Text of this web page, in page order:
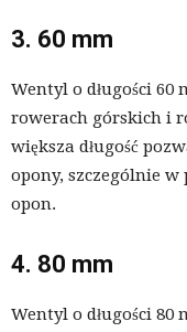
3. 60 mm
Wentyl o długości 60
rowerach górskich i
większa długość
opony, szczególnie
opon.
4. 80 mm
Wentyl o długości